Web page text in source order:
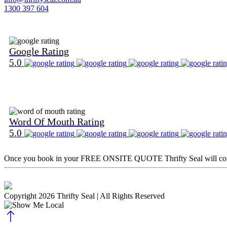
1300 397 604
Google Rating
5.0
Word Of Mouth Rating
5.0
Once you book in yourFREE ONSITE QUOTE Thrifty Seal will
Copyright 2026 Thrifty Seal | All Rights Reserved